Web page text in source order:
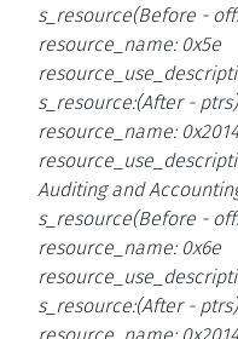
s_resource(Before -
resource_name: 0x5e
s_resource:(After - ptrs)
resource_name:
Auditing and
s_resource(Before -
resource_name: 0x6e
s_resource:(After - ptrs)